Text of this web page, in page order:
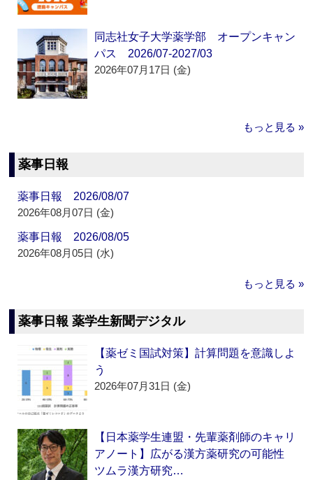
同志社女子大学薬学部 オープンキャン
パス 2026/07-2027/03
2026年07月17日 (金)
もっと見る »
薬事日報
薬事日報 2026/08/07
2026年08月07日 (金)
薬事日報 2026/08/05
2026年08月05日 (水)
もっと見る »
薬事日報 薬学生新聞デジタル
【薬ゼミ国試対策】計算問題を意識しよ
う
2026年07月31日 (金)
【日本薬学生連盟・先輩薬剤師のキャリ
アノート】広がる漢方薬研究の可能性
ツムラ漢方研究…